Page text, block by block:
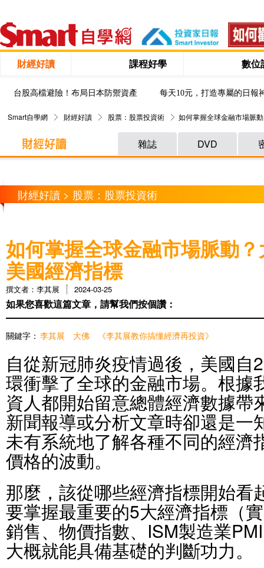
財經好讀 課程好學 數位
台股高檔避險！布局日本防禦資產 每天10元，打造專屬的日報
Smart自學網 財經好讀 股票：股票投資術 如何掌握全球金融市場脈
雜誌 DVD
財經好讀 > 股票：股票投資術
如何掌握全球金融市場脈動
美國經濟指標
撰文者：李其展 2024-03-25
如果您喜歡這篇文章，請幫我們按個讚：
關鍵字： 李其展 大佛 《李其展教你搞懂經濟再投資》
自從新冠肺炎疫情過後，美國自
環衝擊了全球的金融市場。根據
資人都開始留意總體經濟數據帶
新聞報導或分析文章時卻還是一
未有系統地了解各種不同的經濟
價格的波動。
那麼，該從哪些經濟指標開始看
要掌握最重要的5大經濟指標（
銷售、物價指數、ISM製造業
大概就能具備基礎的判斷功力。